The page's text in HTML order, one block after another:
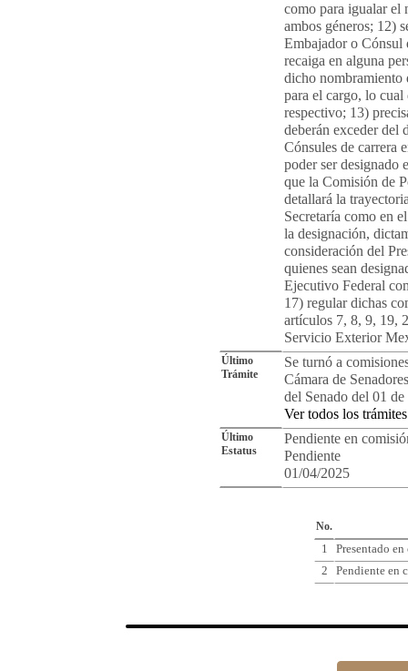
como para igualar el
ambos géneros; 12)
Embajador o Cónsul
recaiga en alguna
dicho nombramiento
para el cargo, lo
respectivo; 13)
deberán exceder del
Cónsules de carrera
poder ser designado
que la Comisión de
detallará la
Secretaría como en
la designación,
consideración del
quienes sean
Ejecutivo Federal
17) regular dichas
artículos 7, 8, 9, 19,
Servicio Exterior
Último
Trámite
Se turnó a
Cámara de
del Senado del 01
Ver todos los trámites
Último
Estatus
Pendiente en
Pendiente
01/04/2025
No.
1
Presentado
2
Pendiente en